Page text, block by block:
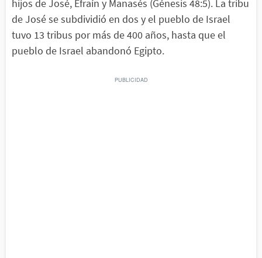
hijos de José, Efraín y Manasés (Génesis 48:5). La tribu
de José se subdividió en dos y el pueblo de Israel
tuvo 13 tribus por más de 400 años, hasta que el
pueblo de Israel abandonó Egipto.